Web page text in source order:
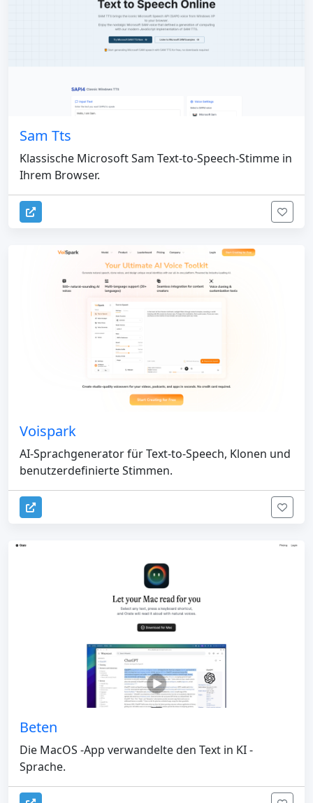
Sam Tts
Klassische Microsoft Sam Text-to-Speech-Stimme in
Ihrem Browser.
Voispark
AI-Sprachgenerator für Text-to-Speech, Klonen und
benutzerdefinierte Stimmen.
Beten
Die MacOS -App verwandelte den Text in KI -
Sprache.